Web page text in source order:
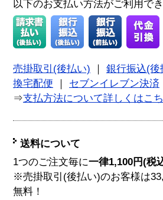
以下のお支払い方法がご利用で
売掛取引(後払い)
銀行振込(後
換宅配便
セブンイレブン決済
⇒支払方法について詳しくはこ
送料について
1つのご注文毎に一律1,100円(税
※売掛取引(後払い)のお客様は
無料！